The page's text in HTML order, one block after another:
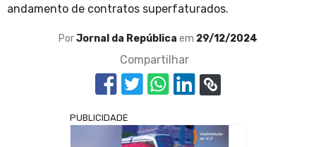
andamento de contratos superfaturados.
PorJornal da República em 29/12/2024
Compartilhar
PUBLICIDADE